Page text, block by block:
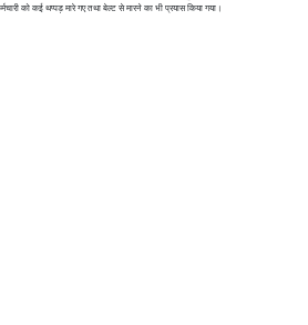
को कई थप्पड़ मारे गए तथा बेल्ट से मारने का भी प्रयास किया गया।